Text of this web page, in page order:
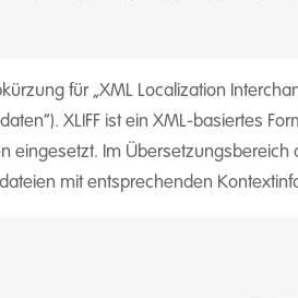
für „XML Localization
XLIFF ist ein XML-basiertes
eingesetzt. Im Übersetzungsbereich
mit entsprechenden